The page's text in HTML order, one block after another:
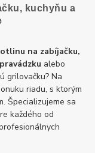
kuchyňu a
na zabíjačku,
alebo
grilovačku? Na
riadu, s ktorým
Špecializujeme sa
každého od